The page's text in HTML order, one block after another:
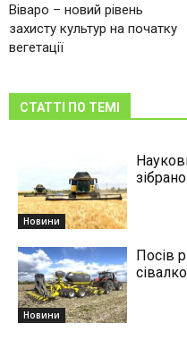
Віваро – новий рівень
захисту культур на початку
вегетації
СТАТТІ ПО ТЕМІ
Новини
Новини
Посів